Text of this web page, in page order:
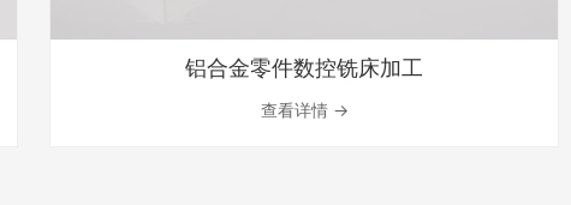
铝合金零件数控铣床加工
查看详情 →